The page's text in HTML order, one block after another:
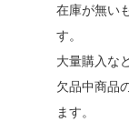
在庫が無い
す。
大量購入な
欠品中商品
ます。